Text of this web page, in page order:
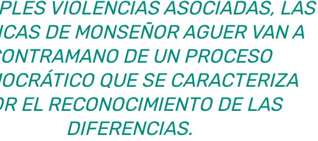
VIOLENCIAS ASOCIADAS, LAS
DE MONSEÑOR AGUER VAN A
DE UN PROCESO
QUE SE CARACTERIZA
EL RECONOCIMIENTO DE LAS
DIFERENCIAS.